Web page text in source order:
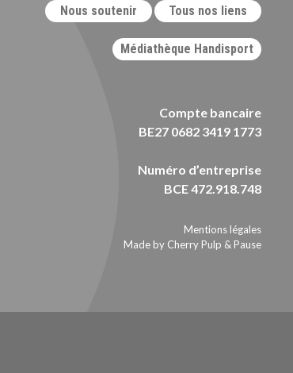
Nous soutenir Tous nos liens
Médiathèque Handisport
Compte bancaire
BE27 0682 3419 1773
Numéro d’entreprise
BCE 472.918.748
Mentions légales
Made by Cherry Pulp & Pause